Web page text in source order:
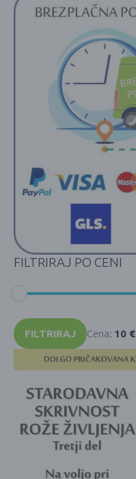
FILTRIRAJ PO CENI
Min
cena
Max
cenaFILTRIRAJ Cena: 10 €